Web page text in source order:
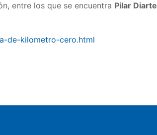
entre los que se encuentra Pilar Diarte
de-kilometro-cero.html